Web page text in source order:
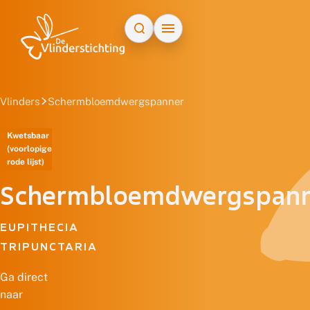
Vlinders Schermbloemdwergspanner
Kwetsbaar
(voorlopige
rode lijst)
EUPITHECIA
TRIPUNCTARIA
Ga direct
naar